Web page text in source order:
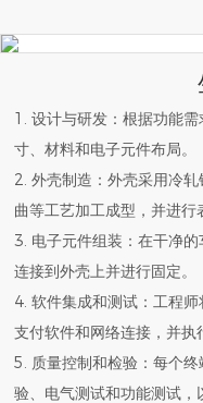
1. 设计与研发：根据功能
寸、材料和电子元件布局。
2. 外壳制造：外壳采用冷
曲等工艺加工成型，并进行
3. 电子元件组装：在干净
连接到外壳上并进行固定。
4. 软件集成和测试：工程师
支付软件和网络连接，并执
5. 质量控制和检验：每个
验、电气测试和功能测试，